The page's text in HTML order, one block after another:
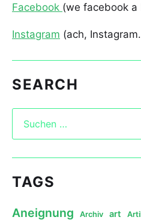
Facebook (we facebook a
Instagram (ach,
SEARCH
TAGS
Aneignung Archiv art